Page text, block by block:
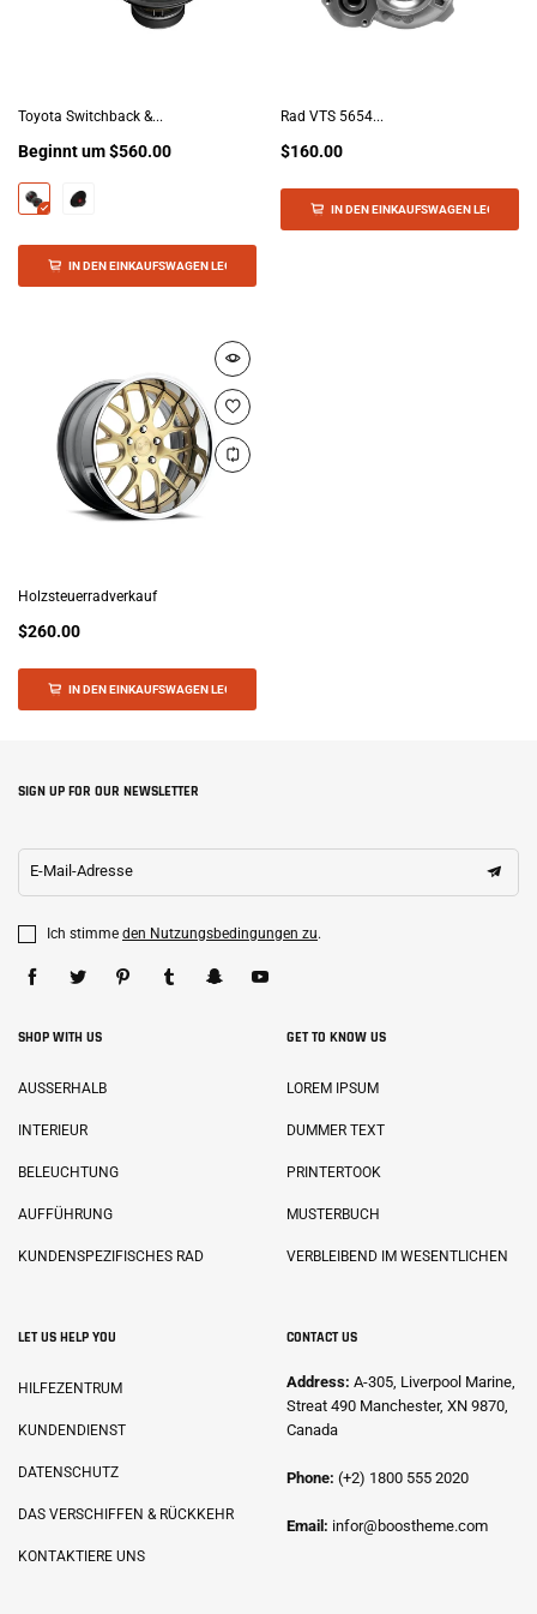
Toyota Switchback &...
Beginnt um$560.00
IN DEN EINKAUFSWAGEN LEGEN
Rad VTS 5654...
$160.00
IN DEN EINKAUFSWAGEN LEGEN
Holzsteuerradverkauf
$260.00
IN DEN EINKAUFSWAGEN LEGEN
SIGN UP FOR OUR NEWSLETTER
E-Mail-Adresse
Ich stimme den Nutzungsbedingungen zu.
SHOP WITH US
AUSSERHALB
INTERIEUR
BELEUCHTUNG
AUFFÜHRUNG
KUNDENSPEZIFISCHES RAD
GET TO KNOW US
LOREM IPSUM
DUMMER TEXT
PRINTERTOOK
MUSTERBUCH
VERBLEIBEND IM WESENTLICHEN
LET US HELP YOU
HILFEZENTRUM
KUNDENDIENST
DATENSCHUTZ
DAS VERSCHIFFEN & RÜCKKEHR
KONTAKTIERE UNS
CONTACT US
Address: A-305, Liverpool Marine,
Streat 490 Manchester, XN 9870,
Canada
Phone: (+2) 1800 555 2020
Email: infor@boostheme.com